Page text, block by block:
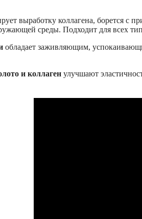
выработку коллагена, борется с
среды. Подходит для всех
обладает заживляющим,
и коллаген улучшают